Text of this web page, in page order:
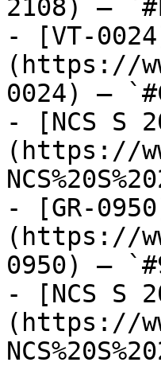
2108) —
- [VT-
(https://
0024) —
- [NCS S
(https://
- [GR-
(https://
0950) —
- [NCS S
(https://